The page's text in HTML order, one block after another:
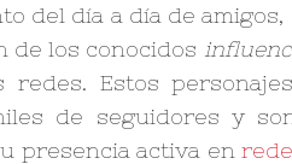
del día a día de
de los conocidos
redes. Estos
de seguidores y
presencia activa en